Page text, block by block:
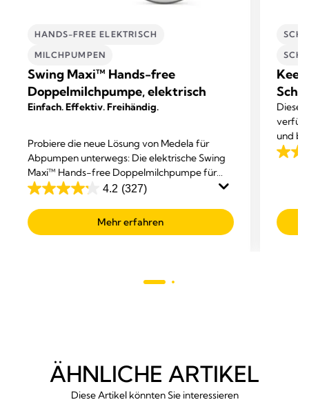
HANDS-FREE ELEKTRISCH
MILCHPUMPEN
Swing Maxi™ Hands-free
Doppelmilchpumpe, elektrisch
Einfach. Effektiv. Freihändig.
Probiere die neue Lösung von Medela für
Abpumpen unterwegs: Die elektrische Swing
Maxi™ Hands-free Doppelmilchpumpe für
höchsten Komfort beim Abpumpen, damit du
kannst.
4.2 (327)
4.2
von
5
Mehr erfahren
Dieser
und
4.2
147
ÄHNLICHE ARTIKEL
Diese Artikel könnten Sie interessieren